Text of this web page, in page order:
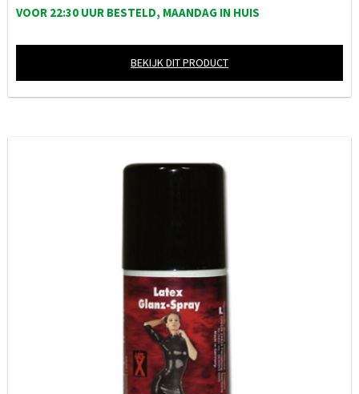
VOOR 22:30 UUR BESTELD, MAANDAG IN HUIS
BEKIJK DIT PRODUCT